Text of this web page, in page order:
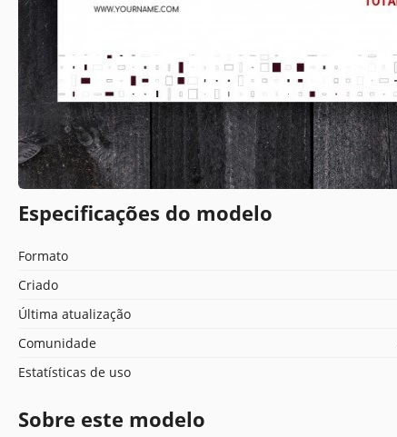
Especificações do modelo
Formato
Criado
Última atualização
Comunidade
Estatísticas de uso
Sobre este modelo